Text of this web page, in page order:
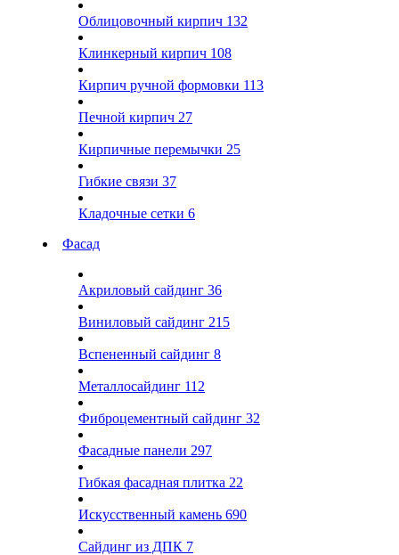
Облицовочный кирпич 132
Клинкерный кирпич 108
Кирпич ручной формовки 113
Печной кирпич 27
Кирпичные перемычки 25
Гибкие связи 37
Кладочные сетки 6
Фасад
Акриловый сайдинг 36
Виниловый сайдинг 215
Вспененный сайдинг 8
Металлосайдинг 112
Фиброцементный сайдинг 32
Фасадные панели 297
Гибкая фасадная плитка 22
Искусственный камень 690
Сайдинг из ДПК 7